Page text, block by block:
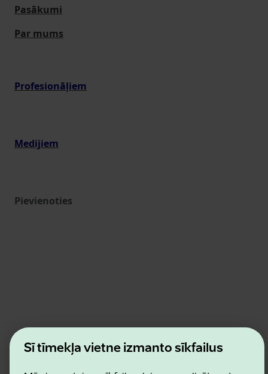
Šī tīmekļa vietne izmanto sīkfailus
Pasākumi
Par mums
Profesionāļiem
Medijiem
Pievienoties
Estonian Business and Innovation Agency
Kontakti